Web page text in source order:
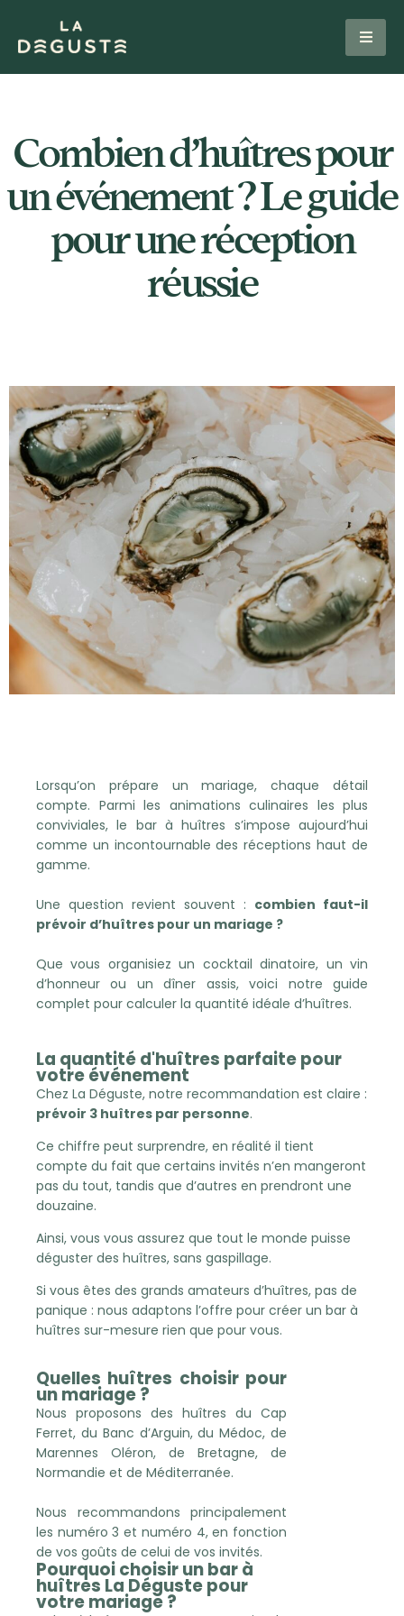
Combien d’huîtres pour
un événement ? Le guide
pour une réception
réussie
Lorsqu’on prépare un mariage, chaque détail
compte. Parmi les animations culinaires les plus
conviviales, le bar à huîtres s’impose aujourd’hui
comme un incontournable des réceptions haut de
gamme.
Une question revient souvent : combien faut-il
prévoir d’huîtres pour un mariage ?
Que vous organisiez un cocktail dinatoire, un vin
d’honneur ou un dîner assis, voici notre guide
complet pour calculer la quantité idéale d’huîtres.
La quantité d'huîtres parfaite pour
votre événement
Chez La Déguste, notre recommandation est claire :
prévoir 3 huîtres par personne.
Ce chiffre peut surprendre, en réalité il tient
compte du fait que certains invités n’en mangeront
pas du tout, tandis que d’autres en prendront une
douzaine.
Ainsi, vous vous assurez que tout le monde puisse
déguster des huîtres, sans gaspillage.
Si vous êtes des grands amateurs d’huîtres, pas de
panique : nous adaptons l’offre pour créer un bar à
huîtres sur-mesure rien que pour vous.
Quelles huîtres choisir pour
un mariage ?
Nous proposons des huîtres du Cap
Ferret, du Banc d’Arguin, du Médoc, de
Marennes Oléron, de Bretagne, de
Normandie et de Méditerranée.
Nous recommandons principalement
les numéro 3 et numéro 4, en fonction
de vos goûts de celui de vos invités.
Pourquoi choisir un bar à
huîtres La Déguste pour
votre mariage ?